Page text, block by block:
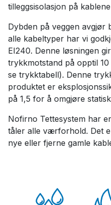
tilleggsisolasjon på
Dybden på veggen
alle kabeltyper har vi
EI240. Denne løsningen
trykkmotstand på opptil
se trykktabell). Denne
produktet er
på 1,5 for å omgjøre
Nofirno Tettesystem har
tåler alle værforhold. Det
nye eller fjerne gamle